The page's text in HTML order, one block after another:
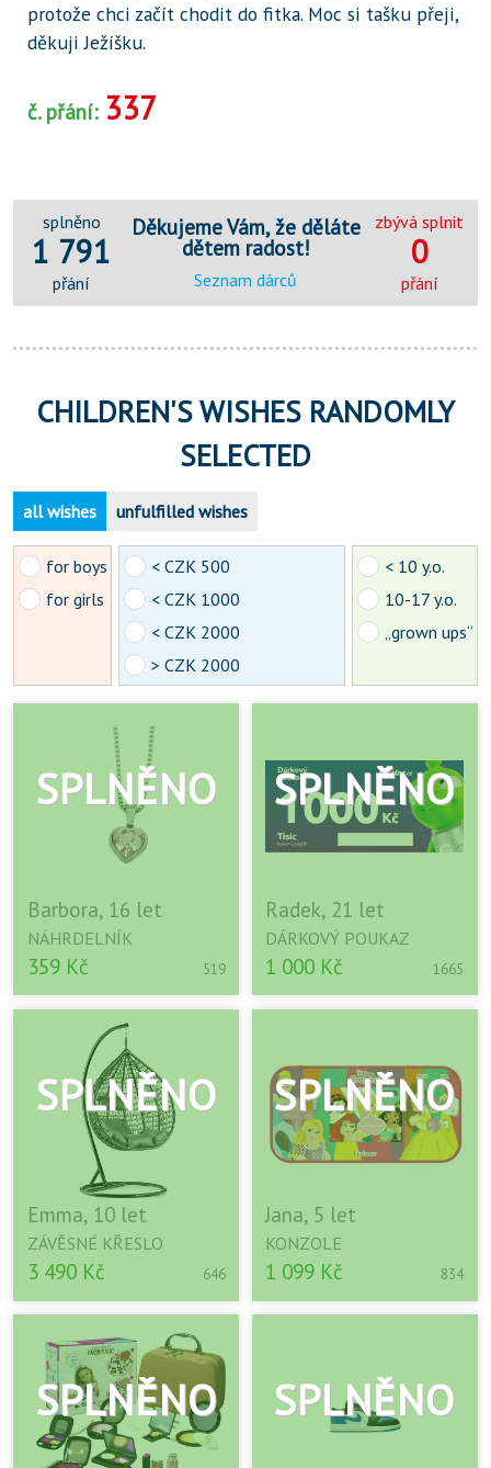
protože chci začít chodit do fitka. Moc si tašku přeji,
děkuji Ježíšku.
č. přání: 337
splněno
1 791
přání
Děkujeme Vám, že děláte
dětem radost!
Seznam dárců
zbývá splnit
0
přání
CHILDREN'S WISHES RANDOMLY
SELECTED
all wishes unfulfilled wishes
for boys
for girls
< CZK 500
< CZK 1000
< CZK 2000
> CZK 2000
< 10 y.o.
10-17 y.o.
„grown ups“
Barbora, 16 let
NÁHRDELNÍK
359 Kč 519
Radek, 21 let
DÁRKOVÝ POUKAZ
1 000 Kč 1665
Emma, 10 let
ZÁVĚSNÉ KŘESLO
3 490 Kč 646
Jana, 5 let
KONZOLE
1 099 Kč 834